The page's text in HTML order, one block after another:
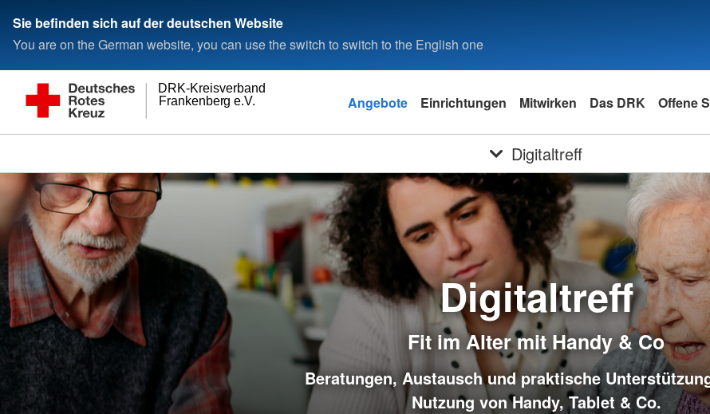
Sie befinden sich auf der deutschen Website
You are on the German website, you can use the switch to switch to the English one
Frankenberg e.V.
DRK-Kreisverband
Angebote Einrichtungen Mitwirken Das DRK Offene
Digitaltreff
Digitaltreff
Fit im Alter mit Handy & Co
Beratungen, Austausch und praktische
Nutzung von Handy, Tablet & Co.